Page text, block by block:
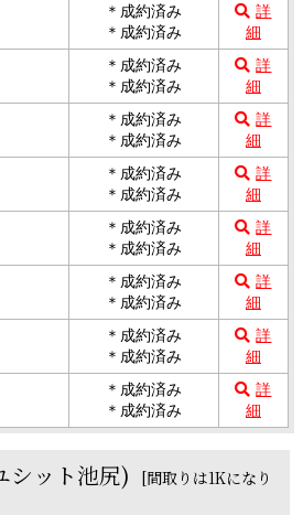
＊成約済み
＊成約済み
詳
細
＊成約済み
＊成約済み
詳
細
＊成約済み
＊成約済み
詳
細
＊成約済み
＊成約済み
詳
細
＊成約済み
＊成約済み
詳
細
＊成約済み
＊成約済み
詳
細
＊成約済み
＊成約済み
詳
細
＊成約済み
＊成約済み
詳
細
ット池尻)
[間取りは1Kになり